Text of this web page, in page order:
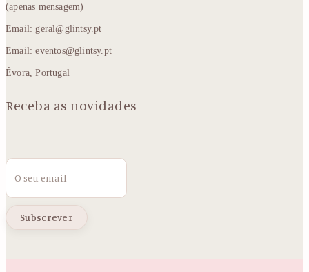
(apenas mensagem)
Email: geral@glintsy.pt
Email: eventos@glintsy.pt
Évora, Portugal
Receba as novidades
Email